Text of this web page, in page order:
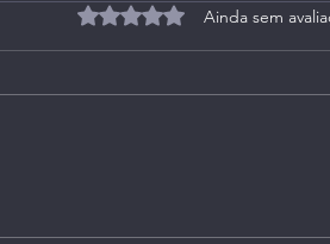
Avaliado com 0 de 5
Ainda sem